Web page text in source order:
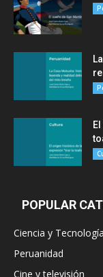
POPULAR
Ciencia y Tecnología
Peruanidad
Cine y televisión